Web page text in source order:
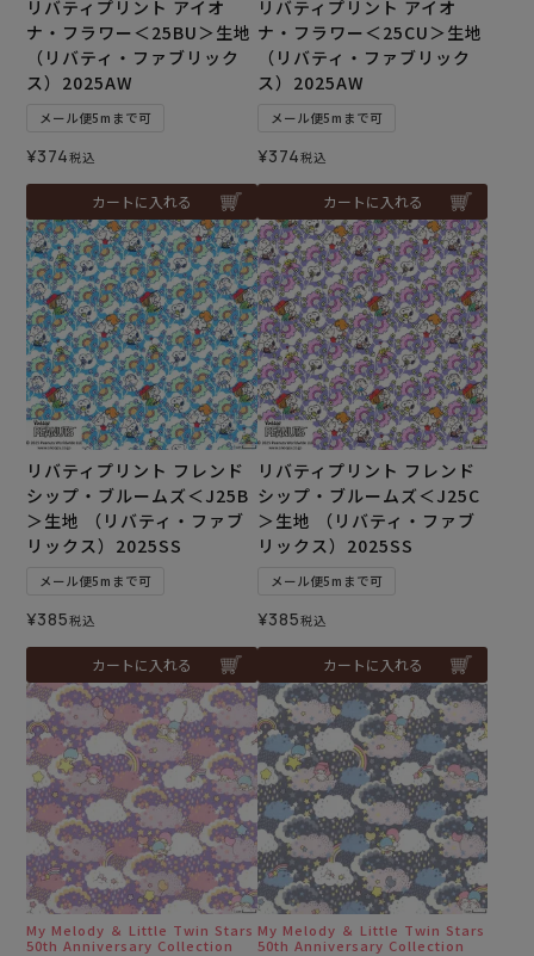
リバティプリント アイオ
ナ・フラワー＜25BU＞生地
（リバティ・ファブリック
ス）2025AW
メール便5mまで可
¥374税込
カートに入れる
リバティプリント アイオ
ナ・フラワー＜25CU＞生地
（リバティ・ファブリック
ス）2025AW
メール便5mまで可
¥374税込
カートに入れる
リバティプリント フレンド
シップ・ブルームズ＜J25B
＞生地 （リバティ・ファブ
リックス）2025SS
メール便5mまで可
¥385税込
カートに入れる
リバティプリント フレンド
シップ・ブルームズ＜J25C
＞生地 （リバティ・ファブ
リックス）2025SS
メール便5mまで可
¥385税込
カートに入れる
My Melody ＆ Little Twin Stars
50th Anniversary Collection
My Melody ＆ Little Twin Stars
50th Anniversary Collection